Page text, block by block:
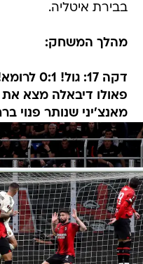
בבירת איטליה.
מהלך המשחק:
דקה 17:
פאולו דיבאלה מצא
מאנצ'יני שנותר פנוי